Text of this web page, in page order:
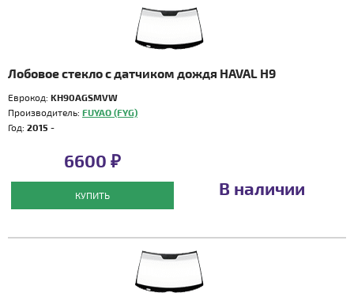
Лобовое стекло с датчиком дождя HAVAL H9
Еврокод: KH90AGSMVW
Производитель: FUYAO (FYG)
Год: 2015 -
6600 ₽
КУПИТЬ В наличии